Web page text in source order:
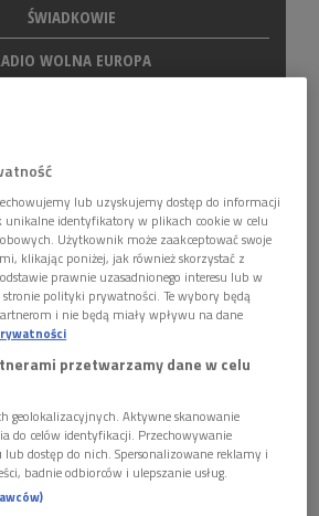
ŚWIADKOWIE
WOLNA EUROPA
POLSKIEGO RADIA
członek KOR. Prawnik i dziennikarz. Po
polio porusza się o kulach i na
walterowców. W czasach KOR
lub uzyskujemy dostęp do informacji
identyfikatory w plikach cookie w celu
Użytkownik może zaakceptować swoje
klikając poniżej, jak również skorzystać z
prawnie uzasadnionego interesu lub w
polityki prywatności. Te wybory będą
i nie będą miały wpływu na dane
przetwarzamy dane w celu
geolokalizacyjnych. Aktywne skanowanie
do celów identyfikacji. Przechowywanie
dostęp do nich. Spersonalizowane reklamy i
badnie odbiorców i ulepszanie usług.